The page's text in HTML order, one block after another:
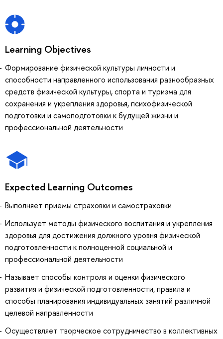
Learning Objectives
Формирование физической культуры личности и
способности направленного использования разнообразных
средств физической культуры, спорта и туризма для
сохранения и укрепления здоровья, психофизической
подготовки и самоподготовки к будущей жизни и
профессиональной деятельности
Expected Learning Outcomes
Выполняет приемы страховки и самостраховки
Использует методы физического воспитания и укрепления
здоровья для достижения должного уровня физической
подготовленности к полноценной социальной и
профессиональной деятельности
Называет способы контроля и оценки физического
развития и физической подготовленности, правила и
способы планирования индивидуальных занятий различной
целевой направленности
Осуществляет творческое сотрудничество в коллективных